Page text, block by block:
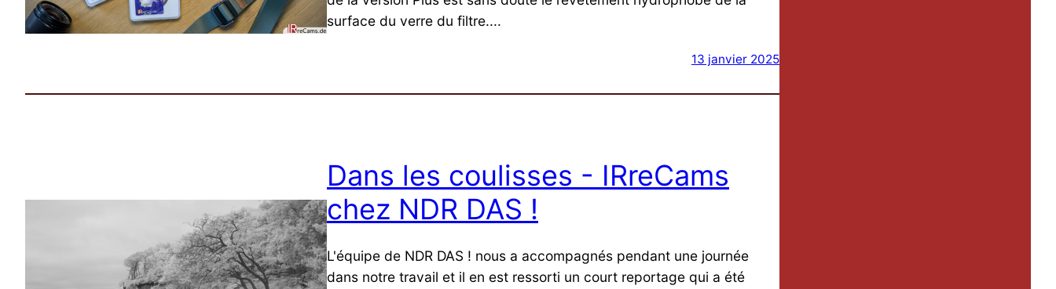
surface du verre du filtre....
13 janvier 2025
Dans les coulisses - IRreCams
chez NDR DAS !
L'équipe de NDR DAS ! nous a accompagnés pendant une journée
dans notre travail et il en est ressorti un court reportage qui a été